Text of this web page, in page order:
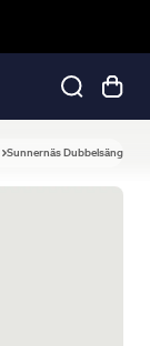
Sunnernäs Dubbelsäng